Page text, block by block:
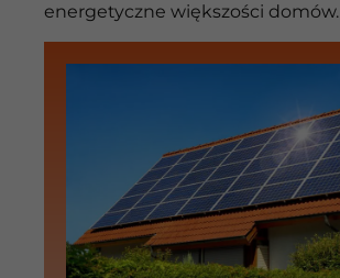
energetyczne większości domów.